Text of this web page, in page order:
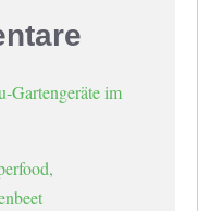
Gartengeräte im